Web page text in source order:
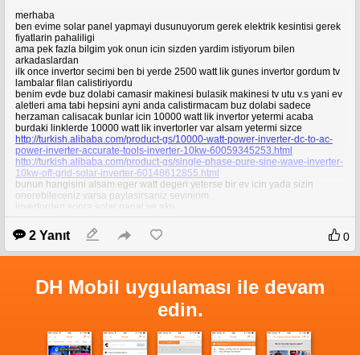
merhaba
ben evime solar panel yapmayi dusunuyorum gerek elektrik kesintisi gerek
fiyatlarin pahaliligi
ama pek fazla bilgim yok onun icin sizden yardim istiyorum bilen
arkadaslardan
ilk once invertor secimi ben bi yerde 2500 watt lik gunes invertor gordum tv
lambalar filan calistiriyordu
benim evde buz dolabi camasir makinesi bulasik makinesi tv utu v.s yani ev
aletleri ama tabi hepsini ayni anda calistirmacam buz dolabi sadece
herzaman calisacak bunlar icin 10000 watt lik invertor yetermi acaba
burdaki linklerde 10000 watt lik invertorler var alsam yetermi sizce
http://turkish.alibaba.com/product-gs/10000-watt-power-inverter-dc-to-ac-
power-inverter-accurate-tools-inverter-10kw-60059345253.html
http://turkish.alibaba.com/product-gs/single-phase-pure-sine-wave-inverter-
10kw-off-grid-solar-inverter-60148612855.html
bunun hangisini alsam eger watt degeri yeterse bir ev icin yada sizin
onerebileceniz varsa paylasirsaniz sevinirim
jell aku kullaniliyor gordugum kadariyla invertor icin kac tane aku gerekli
bide solar panel kac tane yapmam gerekli buyuk hucreli olandan. burasi
biraz karisik sizden yardiminizi bekliuyorum.solar panel yapimini biliyorum
yaptim daha onceleri hucreleri kendi elimle birlestirip ile yaptim ama teorik
2 Yanıt 0
DH Mobil uygulaması ile devam
edin.